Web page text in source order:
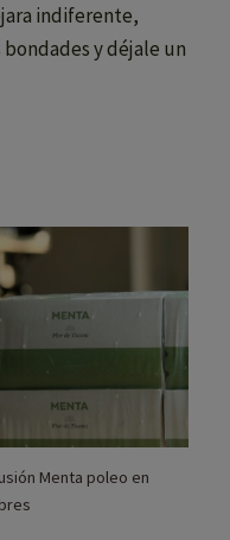
indiferente,
y déjale un
Menta poleo en